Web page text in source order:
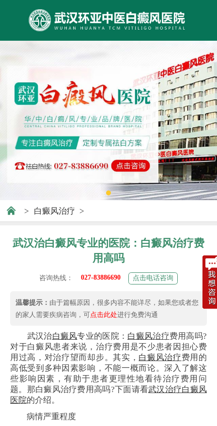
> 白癜风治疗 >
武汉治白癜风专业的医院：白癜风治疗费
用高吗
咨询热线： 027-83886690 点击电话咨询
温馨提示： 由于篇幅原因，很多内容不能详尽，如果您或者您
的家人需要疾病咨询，可点击此处进行免费沟通
武汉治白癜风专业的医院： 白癜风治疗费用高吗?
对于白癜风患者来说，治疗费用是不少患者因担心费
用过高，对治疗望而却步。其实， 白癜风治疗费用的
高低受到多种因素影响，不能一概而论。深入了解这
些影响因素，有助于患者更理性地看待治疗费用问
题。那白癜风治疗费用高吗?下面请看武汉治疗白癜风
医院的介绍。
病情严重程度